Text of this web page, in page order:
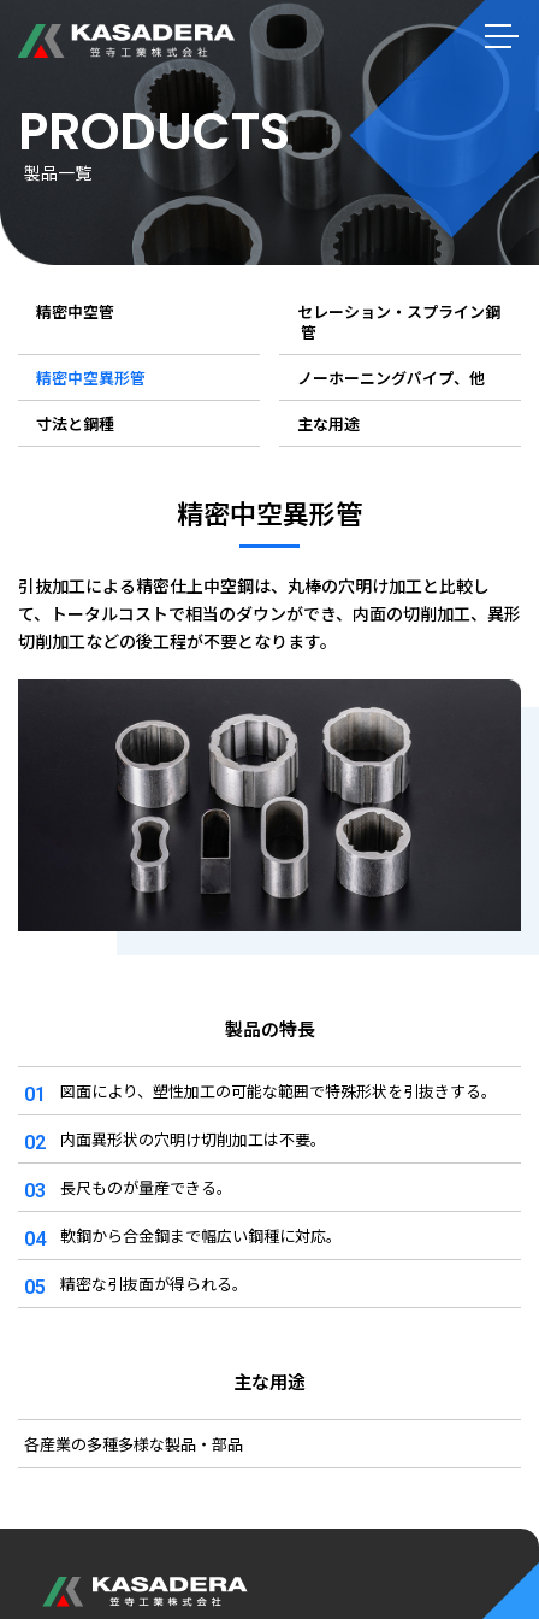
PRODUCTS
製品一覧
精密中空管
セレーション・スプライン鋼
管
精密中空異形管
ノーホーニングパイプ、他
寸法と鋼種
主な用途
精密中空異形管
引抜加工による精密仕上中空鋼は、丸棒の穴明け加工と比較し
て、
トータルコストで相当のダウンができ、内面の切削加工、異形
切削加工などの後工程が不要となります。
製品の特長
01 図面により、塑性加工の可能な範囲で特殊形状を引抜きする。
02 内面異形状の穴明け切削加工は不要。
03 長尺ものが量産できる。
04 軟鋼から合金鋼まで幅広い鋼種に対応。
05 精密な引抜面が得られる。
主な用途
各産業の多種多様な製品・部品